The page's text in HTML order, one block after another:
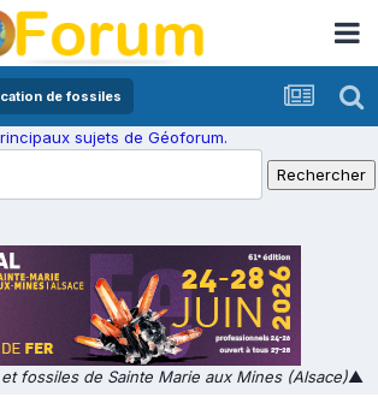
de fossiles
sujets de Géoforum.
fossiles de Sainte Marie aux Mines (Alsace)▲